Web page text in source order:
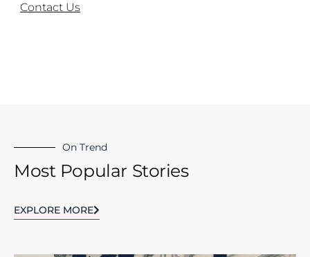
Contact Us
On Trend
Most Popular Stories
EXPLORE MORE